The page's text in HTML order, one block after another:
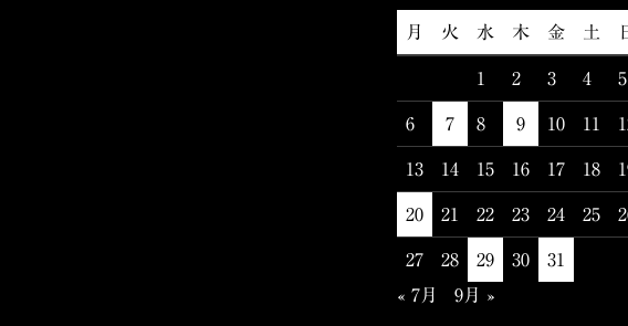
月 火 水 木 金 土
1 2 3 4 5
6 7 8 9 10 11
13 14 15 16 17 18
20 21 22 23 24 25
27 28 29 30
31
« 7月
9月 »